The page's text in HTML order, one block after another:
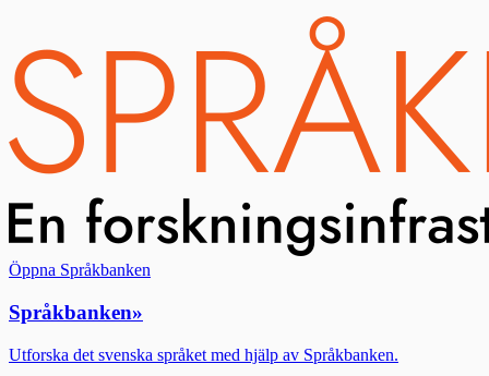
Öppna Språkbanken
Språkbanken»
Utforska det svenska språket med hjälp av Språkbanken.